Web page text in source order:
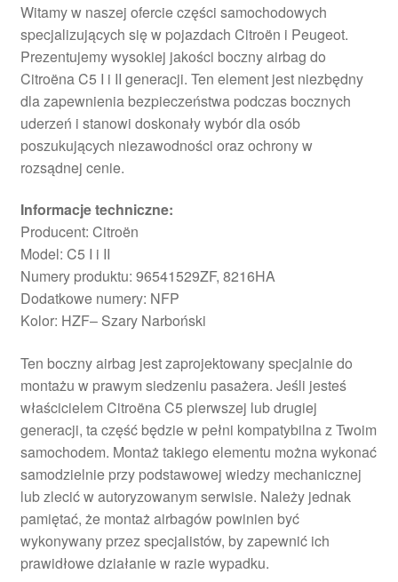
Witamy w naszej ofercie części samochodowych
specjalizujących się w pojazdach Citroën i Peugeot.
Prezentujemy wysokiej jakości boczny airbag do
Citroëna C5 I i II generacji. Ten element jest niezbędny
dla zapewnienia bezpieczeństwa podczas bocznych
uderzeń i stanowi doskonały wybór dla osób
poszukujących niezawodności oraz ochrony w
rozsądnej cenie.
Informacje techniczne:
Producent: Citroën
Model: C5 I i II
Numery produktu: 96541529ZF, 8216HA
Dodatkowe numery: NFP
Kolor: HZF– Szary Narboński
Ten boczny airbag jest zaprojektowany specjalnie do
montażu w prawym siedzeniu pasażera. Jeśli jesteś
właścicielem Citroëna C5 pierwszej lub drugiej
generacji, ta część będzie w pełni kompatybilna z Twoim
samochodem. Montaż takiego elementu można wykonać
samodzielnie przy podstawowej wiedzy mechanicznej
lub zlecić w autoryzowanym serwisie. Należy jednak
pamiętać, że montaż airbagów powinien być
wykonywany przez specjalistów, by zapewnić ich
prawidłowe działanie w razie wypadku.